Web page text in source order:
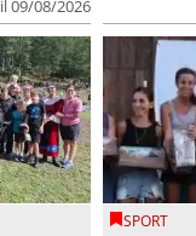
il 09/08/2026
SPORT